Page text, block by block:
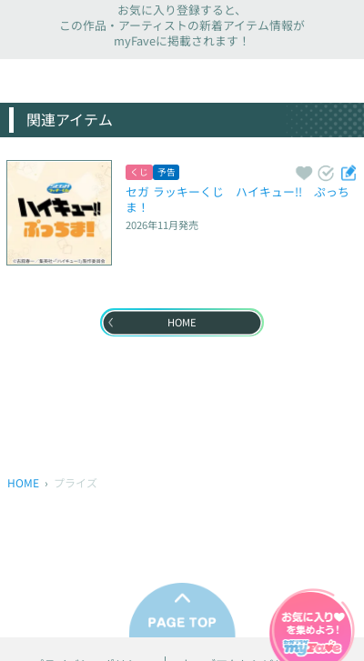
お気に入り登録すると、
この作品・アーティストの新着アイテム情報が
myFaveに掲載されます！
関連アイテム
くじ 予告
セガ ラッキーくじ　ハイキュー!!　ぷっち
ま！
2026年11月発売
HOME
HOME プライズ